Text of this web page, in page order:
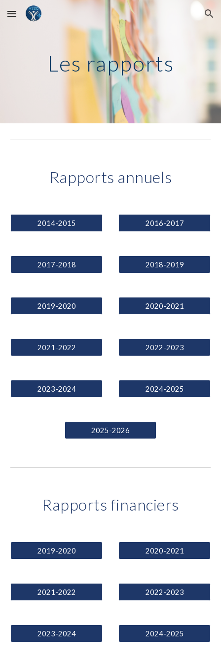
Skip to main content Skip to navigation
Les rapports
Rapports annuels
2014-2015 2016-2017
2017-2018 2018-2019
2019-2020 2020-2021
2021-2022 2022-2023
2023-2024 2024-2025
2025-2026
Rapports financiers
2019-2020 2020-2021
2021-2022 2022-2023
2023-2024 2024-2025